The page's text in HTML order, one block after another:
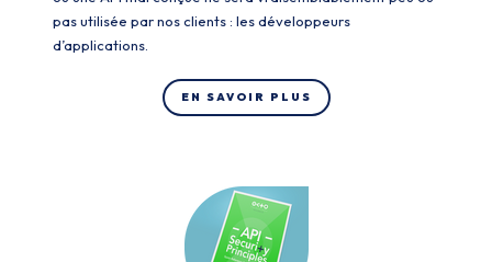
pas utilisée par nos clients : les développeurs
d’applications.
EN SAVOIR PLUS